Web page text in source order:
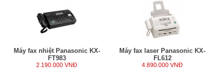
Máy fax nhiệt Panasonic KX-
FT983
2.190.000 VNĐ
Máy fax laser Panasonic KX-
FL612
4.890.000 VNĐ